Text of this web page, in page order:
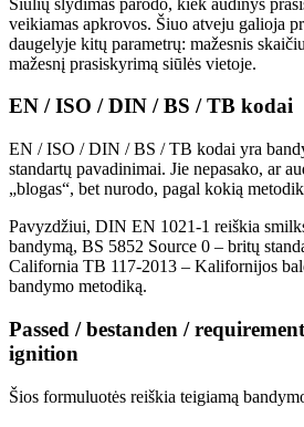
veikiamas apkrovos. Šiuo atveju galioja
daugelyje kitų parametrų: mažesnis
mažesnį prasiskyrimą siūlės vietoje.
EN / ISO / DIN / BS / TB kodai
EN / ISO / DIN / BS / TB kodai yra
standartų pavadinimai. Jie nepasako, ar
„blogas“, bet nurodo, pagal kokią
Pavyzdžiui, DIN EN 1021-1 reiškia
bandymą, BS 5852 Source 0 – britų
California TB 117-2013 – Kalifornijos
bandymo metodiką.
Passed / bestanden /
ignition
Šios formuluotės reiškia teigiamą